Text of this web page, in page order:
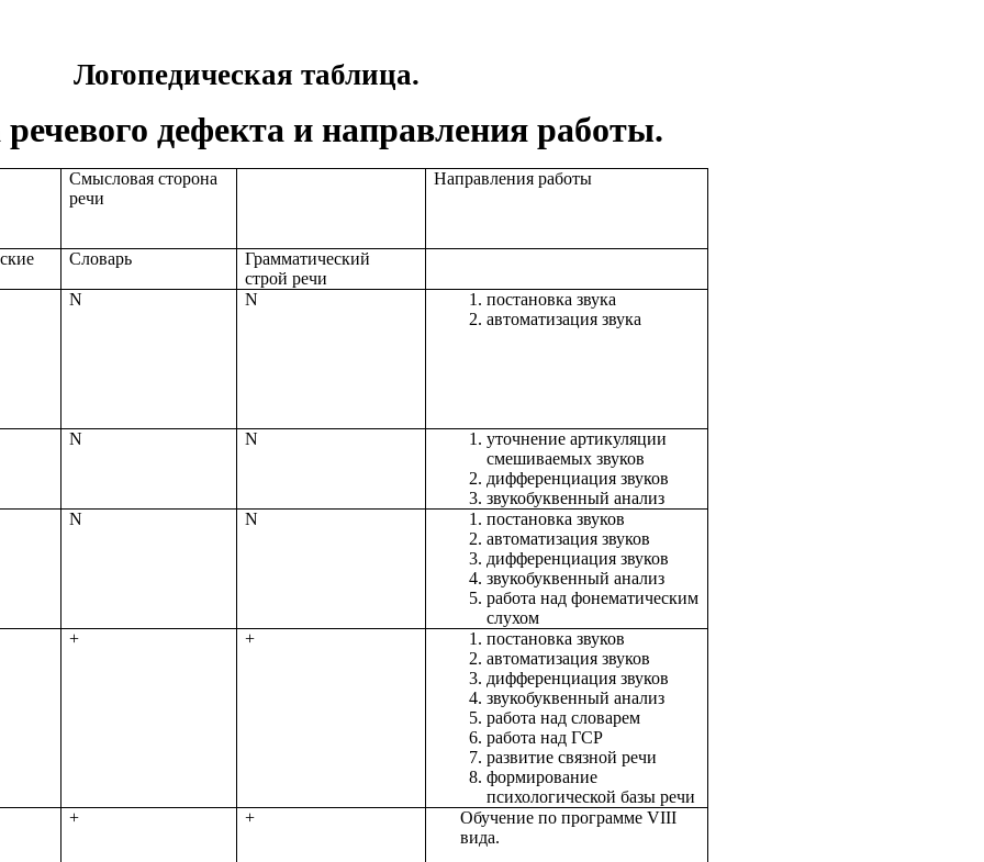
Логопедическая таблица.
дефекта и направления работы.
Смысловая сторона
речи
Направления работы
Словарь
Грамматический
строй речи
N N
постановка звука
автоматизация звука
N N
уточнение артикуляции
смешиваемых звуков
дифференциация звуков
звукобуквенный анализ
N N
постановка звуков
автоматизация звуков
дифференциация звуков
звукобуквенный анализ
работа над фонематическим
слухом
+ +
постановка звуков
автоматизация звуков
дифференциация звуков
звукобуквенный анализ
работа над словарем
работа над ГСР
развитие связной речи
формирование
психологической базы речи
+ +
Обучение по программе VIII
вида.